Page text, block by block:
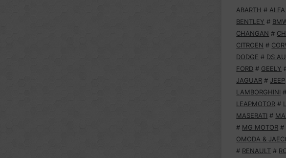
ABARTH #
BENTLEY #
CHANGAN #
CITROEN #
DODGE # DS
FORD # GEELY
JAGUAR # JEEP
LAMBORGHINI #
LEAPMOTOR #
MASERATI #
# MG MOTOR #
OMODA &
# RENAULT #